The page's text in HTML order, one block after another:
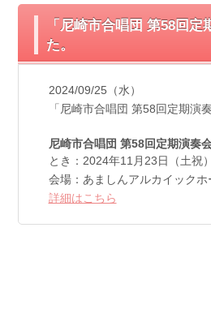
「尼崎市合唱団 第58回
た。
2024/09/25（水）
「尼崎市合唱団 第58回定期
尼崎市合唱団 第58回定期演奏
とき：2024年11月23日（土祝）
会場：あましんアルカイックホ
詳細はこちら